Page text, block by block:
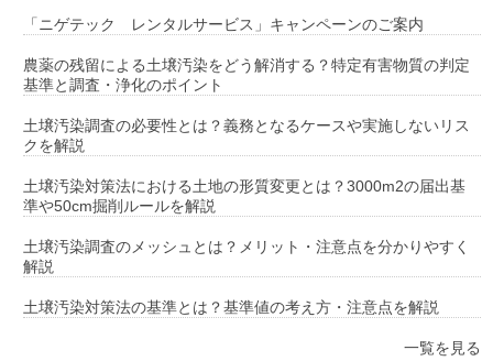
「ニゲテック レンタルサービス」キャンペーンのご案内
農薬の残留による土壌汚染をどう解消する？特定有害物質の判定
基準と調査・浄化のポイント
土壌汚染調査の必要性とは？義務となるケースや実施しないリス
クを解説
土壌汚染対策法における土地の形質変更とは？3000m2の届出基
準や50cm掘削ルールを解説
土壌汚染調査のメッシュとは？メリット・注意点を分かりやすく
解説
土壌汚染対策法の基準とは？基準値の考え方・注意点を解説
一覧を見る